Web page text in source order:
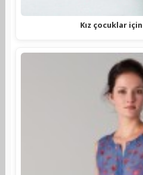
Kız çocuklar